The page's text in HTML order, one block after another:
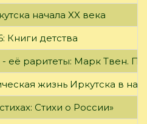
начала XX века
Книги детства
- её раритеты: Марк Твен.
жизнь Иркутска в
Стихи о России»